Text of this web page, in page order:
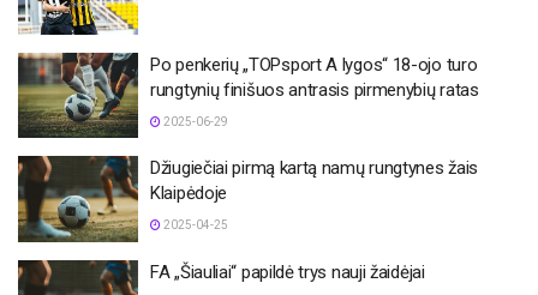
Po penkerių „TOPsport A lygos“ 18-ojo turo
rungtynių finišuos antrasis pirmenybių ratas
2025-06-29
Džiugiečiai pirmą kartą namų rungtynes žais
Klaipėdoje
2025-04-25
FA „Šiauliai“ papildė trys nauji žaidėjai